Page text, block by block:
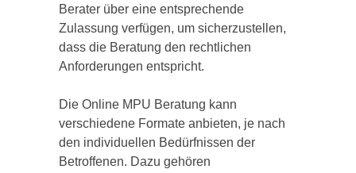
Berater über eine entsprechende
Zulassung verfügen, um sicherzustellen,
dass die Beratung den rechtlichen
Anforderungen entspricht.
Die Online MPU Beratung kann
verschiedene Formate anbieten, je nach
den individuellen Bedürfnissen der
Betroffenen. Dazu gehören